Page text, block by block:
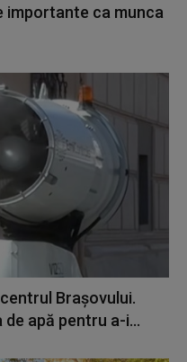
importante ca munca
Brașovului.
apă pentru a-i...